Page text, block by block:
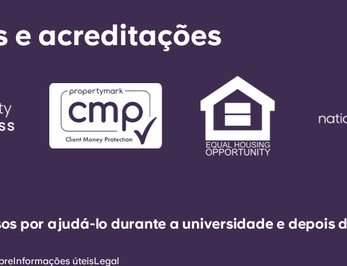
e acreditações
por ajudá-lo durante a universidade e depois
Informações úteisLegal